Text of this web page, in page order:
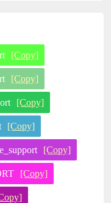
[Copy]
[Copy]
[Copy]
[Copy]
[Copy]
[Copy]